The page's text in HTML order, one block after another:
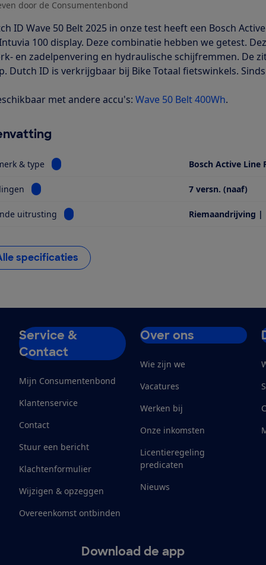
door de Consumentenbond
ID Wave 50 Belt 2025 in onze test heeft een Bosch
100 display. Deze combinatie hebben we getest.
en zadelpenvering en hydraulische schijfremmen. De
Dutch ID is verkrijgbaar bij Bike Totaal fietswinkels.
met andere accu's: Wave 50 Belt 400Wh.
& type Bekijk informatie voor Motor, merk & typeBosch Active Line
Bekijk informatie voor Versnellingen 7 versn. (naaf)
uitrusting Bekijk informatie voor Opvallende uitrusting
Riemaandrijving |
specificaties
Service &
Contact
Mijn Consumentenbond
Klantenservice
Contact
Stuur een bericht
Klachtenformulier
Wijzigen & opzeggen
Overeenkomst ontbinden
Over ons
Wie zijn we
Vacatures
Werken bij
Onze inkomsten
Licentieregeling
predicaten
Nieuws
Download de app